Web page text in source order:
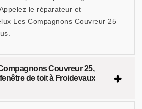
le réparateur et
Les Compagnons Couvreur 25
Couvreur 25,
de toit à Froidevaux